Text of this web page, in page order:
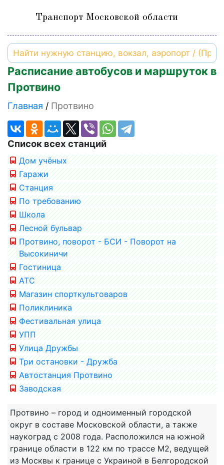
Транспорт Московской области
Расписание автобусов и маршруток в
Протвино
Главная Протвино
Список всех станций
Дом учёных
Гаражи
Станция
По требованию
Школа
Лесной бульвар
Протвино, поворот - БСИ - Поворот на
Высокиничи
Гостиница
АТС
Магазин спорткультоваров
Поликлиника
Фестивальная улица
УПП
Улица Дружбы
Три остановки - Дружба
Автостанция Протвино
Заводская
Протвино – город и одноименный городской
округ в составе Московской области, а также
наукоград с 2008 года. Расположился на южной
границе области в 122 км по трассе М2, ведущей
из Москвы к границе с Украиной в Белгородской